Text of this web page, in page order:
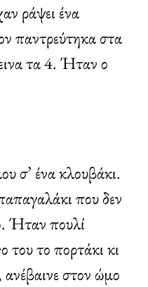
ράψει ένα
παντρεύτηκα στα
τα 4. Ήταν ο
σ’ ένα κλουβάκι.
που δεν
Ήταν πουλί
του το πορτάκι κι
ανέβαινε στον ώμο